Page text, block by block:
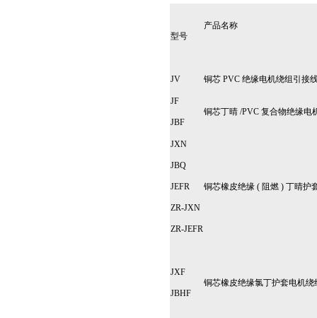
型号
产品名称
JV 铜芯 PVC 绝缘电机绕组引接
JF
JBF
铜芯丁晴 /PVC 复合物绝缘电
JXN
JBQ
JEFR
ZR-JXN
ZR-JEFR
铜芯橡皮绝缘 ( 阻燃 ) 丁晴护
JXF
JBHF
铜芯橡皮绝缘氯丁护套电机绕